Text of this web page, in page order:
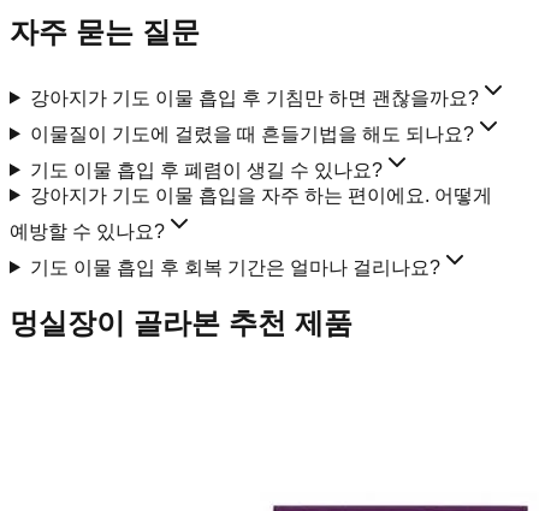
자주 묻는 질문
강아지가 기도 이물 흡입 후 기침만 하면 괜찮을까요?
이물질이 기도에 걸렸을 때 흔들기법을 해도 되나요?
기도 이물 흡입 후 폐렴이 생길 수 있나요?
강아지가 기도 이물 흡입을 자주 하는 편이에요. 어떻게
예방할 수 있나요?
기도 이물 흡입 후 회복 기간은 얼마나 걸리나요?
멍실장이 골라본 추천 제품